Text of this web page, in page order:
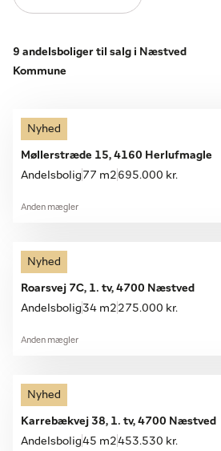
9 andelsboliger til salg i Næstved
Kommune
Nyhed
Møllerstræde 15, 4160 Herlufmagle
Andelsbolig 77 m2 695.000 kr.
Anden mægler
Nyhed
Roarsvej 7C, 1. tv, 4700 Næstved
Andelsbolig 34 m2 275.000 kr.
Anden mægler
Nyhed
Karrebækvej 38, 1. tv, 4700 Næstved
Andelsbolig45 m2453.530 kr.